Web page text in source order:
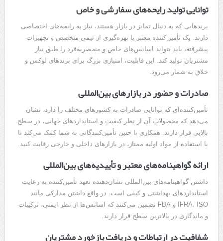
توانایی تولید رایحه‌های سفارشی و خاص
برندهایی که به دنبال تمایز در بازار هستند، نیاز به رایحه‌های اختصاصی
دارند. یک تأمین‌کننده معتبر با بهره‌گیری از تیمی متخصص و تجهیزات
پیشرفته، باید بتواند اسانس‌های خاص و منحصربه‌فرد را طبق نیاز
مشتریان تولید کند. این قابلیت، امتیازی بزرگ برای برندهای لوکس و
خلاق به شمار می‌رود.
صادرات و حضور در بازارهای بین‌المللی
تأمین‌کننده‌ای که توانایی صادرات به کشورهای مختلف را دارد، نشان
می‌دهد که محصولات آن از نظر کیفیت و استانداردهای جهانی، در سطح
بالایی قرار دارند. همکاری با چنین تأمین‌کنندگانی به شما کمک می‌کند تا
با استفاده از مواد اولیه ممتاز، در بازارهای داخلی و خارجی رقابت کنید.
ارائه گواهینامه‌های معتبر و تأییدیه‌های بین‌المللی
داشتن گواهینامه‌های بین‌المللی نشان‌دهنده تعهد تأمین‌کننده به رعایت
استانداردهای بهداشتی و کیفی است. در واقع داشتن مدارکی مانند
IFRA، ISO و FDA تضمین می‌کنند که اسانس‌ها از نظر ایمنی، ترکیبات
و ماندگاری در بالاترین سطح قرار دارند.
شفافیت در ارتباطات و دریافت بازخورد مشتریان